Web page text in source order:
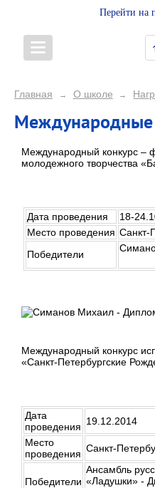
Перейти на
Главная → О школе →
Международные
Международный конкурс –
молодежного творчества
Дата проведения
18-
Место проведения Санкт-
Победители
Международный конкурс
«Санкт-Петербургские
Дата
проведения 19.12.2014
Место
проведения Санкт-
Победители
Ансамбль
«Ладушки» -